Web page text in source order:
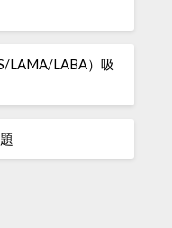
LAMA/LABA）吸